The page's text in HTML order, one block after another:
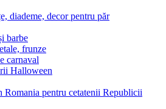
diademe, decor pentru păr
barbe
frunze
carnaval
Halloween
Romania pentru cetatenii Republicii